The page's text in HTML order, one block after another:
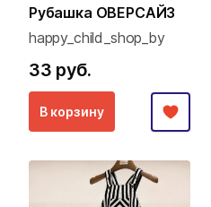
Рубашка ОВЕРСАЙЗ
happy_child_shop_by
33 руб.
В корзину